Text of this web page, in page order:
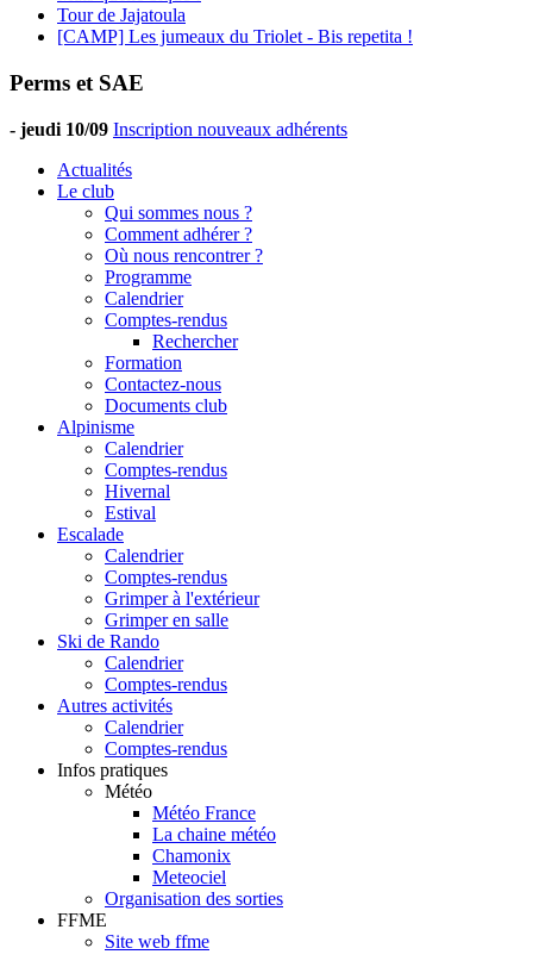
Tour de Jajatoula
[CAMP] Les jumeaux du Triolet - Bis repetita !
Perms et SAE
- jeudi 10/09 Inscription nouveaux adhérents
Actualités
Le club
Qui sommes nous ?
Comment adhérer ?
Où nous rencontrer ?
Programme
Calendrier
Comptes-rendus
Rechercher
Formation
Contactez-nous
Documents club
Alpinisme
Calendrier
Comptes-rendus
Hivernal
Estival
Escalade
Calendrier
Comptes-rendus
Grimper à l'extérieur
Grimper en salle
Ski de Rando
Calendrier
Comptes-rendus
Autres activités
Calendrier
Comptes-rendus
Infos pratiques
Météo
Météo France
La chaine météo
Chamonix
Meteociel
Organisation des sorties
FFME
Site web ffme